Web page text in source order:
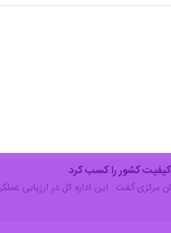
کشور را کسب کرد
مرکزی گفت : این اداره کل در ارزیابی